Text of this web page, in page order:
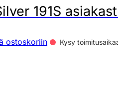
191S
ostoskoriin Kysy toimitusaikaa